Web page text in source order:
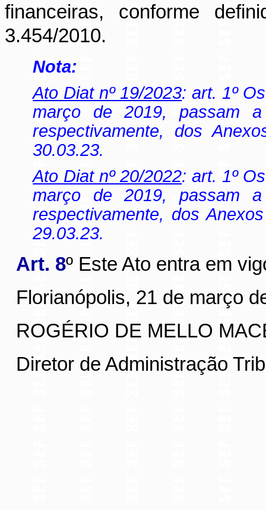
financeiras, conforme
3.454/2010.
Nota:
Ato Diat nº 19/2023: art. 1º
março de 2019, passam a
respectivamente, dos
30.03.23.
Ato Diat nº 20/2022: art. 1º
março de 2019, passam a
respectivamente, dos
29.03.23.
Art. 8º Este Ato entra em
Florianópolis, 21 de março
ROGÉRIO DE MELLO
Diretor de Administração